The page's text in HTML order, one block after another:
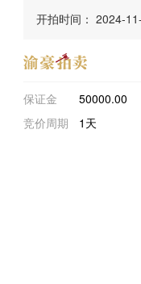
开拍时间： 2024-
保证金
50000.00
竞价周期
1天